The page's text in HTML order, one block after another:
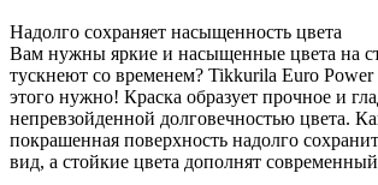
Надолго сохраняет насыщенность цвета
Вам нужны яркие и насыщенные цвета на
тускнеют со временем? Tikkurila Euro Power
этого нужно! Краска образует прочное и
непревзойденной долговечностью цвета.
покрашенная поверхность надолго
вид, а стойкие цвета дополнят